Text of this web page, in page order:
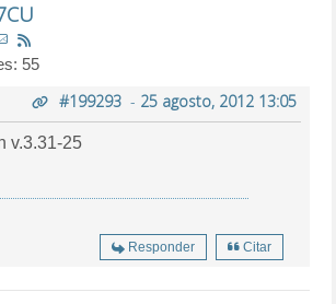
55
#199293- 25 agosto, 2012 13:05
v.3.31-25
Responder Citar